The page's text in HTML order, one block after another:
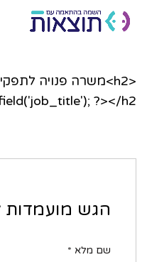
<h2> משרה פנויה
'job_title'); ?></h2>
הגש מועמדות
שם מלא *